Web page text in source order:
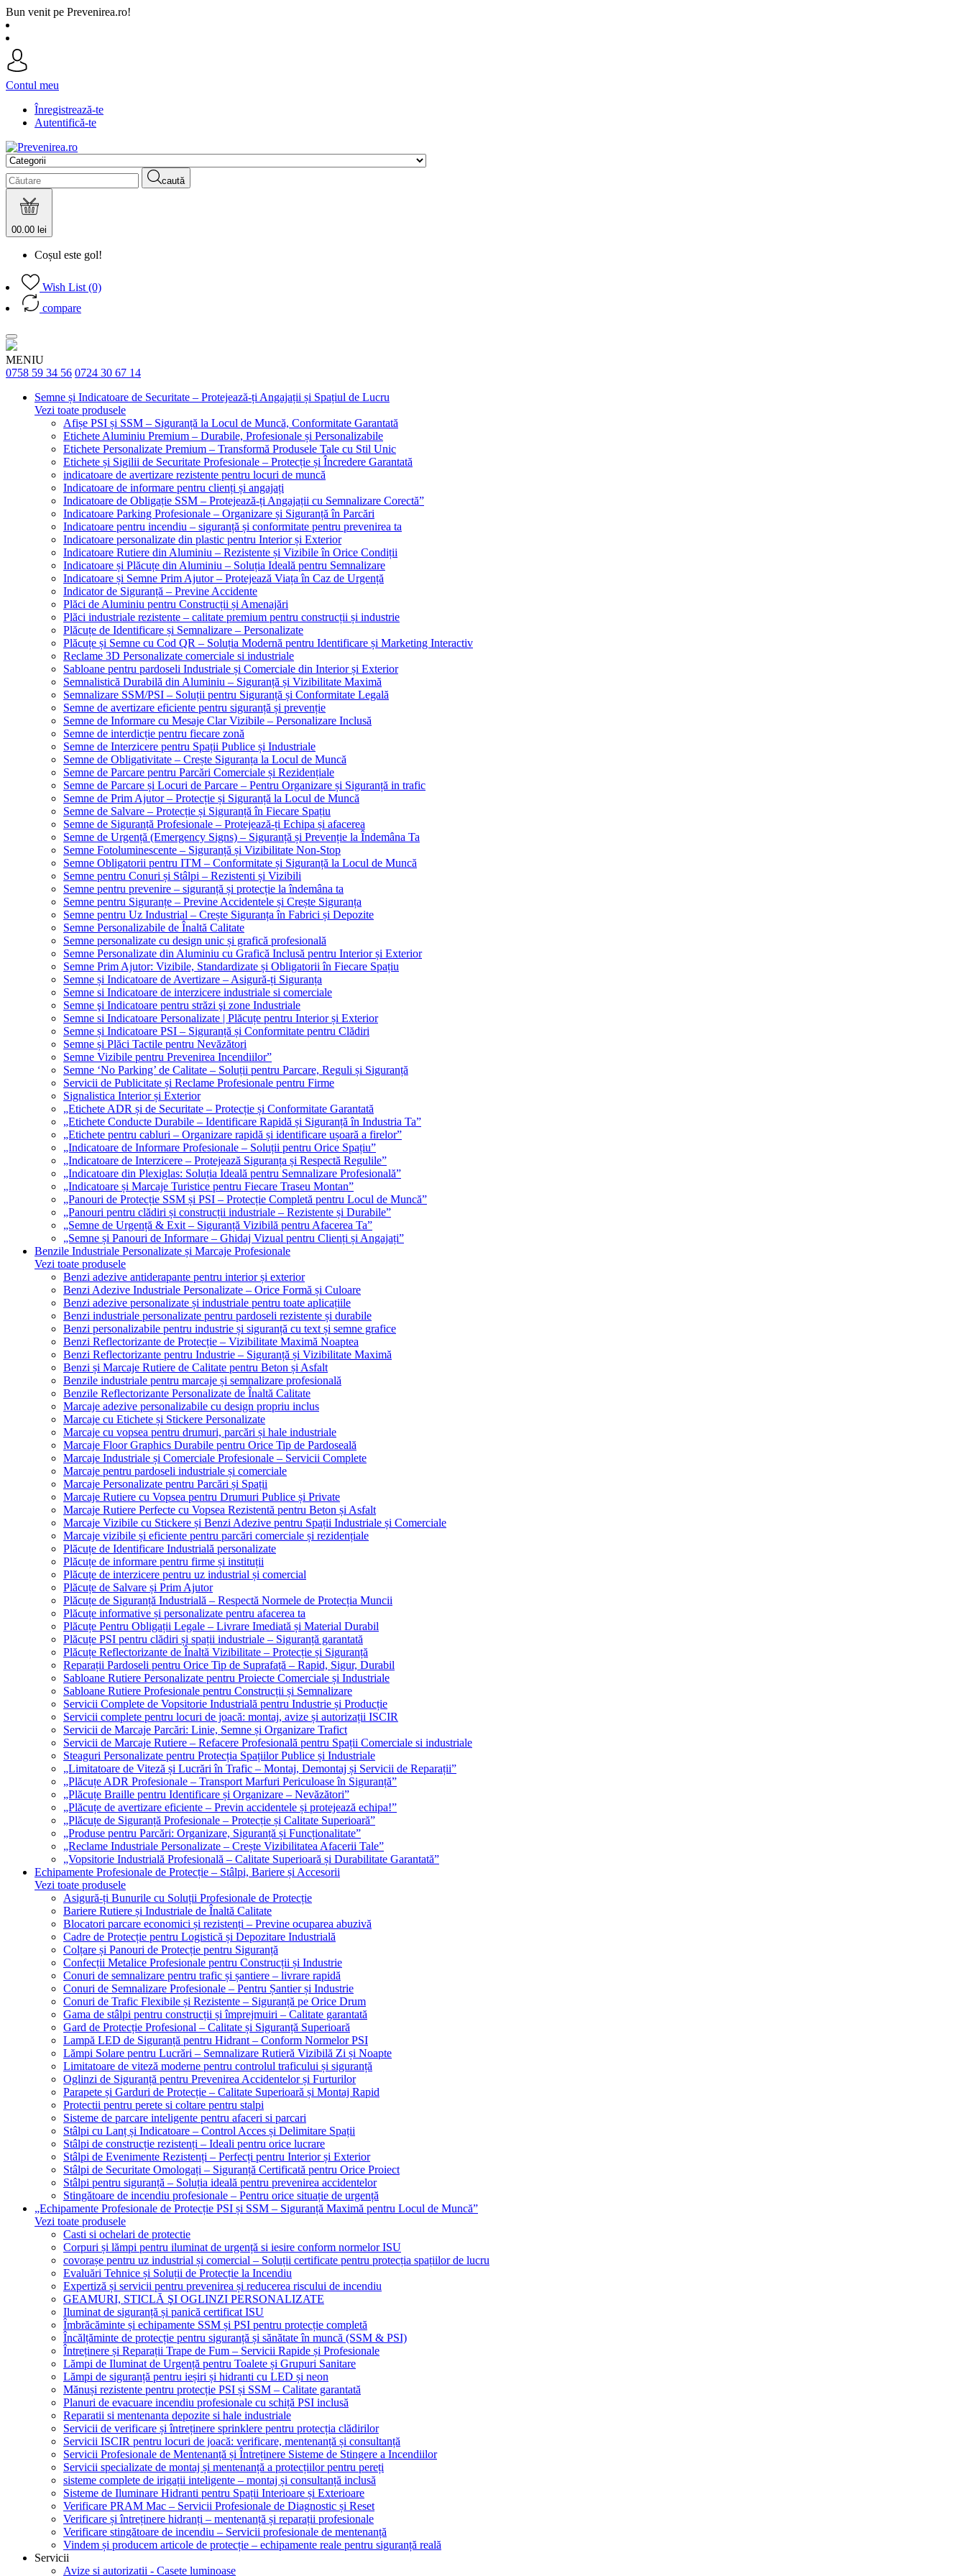
Bun venit pe Prevenirea.ro!
Contul meu
Înregistrează-te
Autentifică-te
caută
00.00 lei
Coșul este gol!
Wish List (0)
compare
MENIU
0758 59 34 56 0724 30 67 14
Semne și Indicatoare de Securitate – Protejează-ți Angajații și Spațiul de Lucru
Vezi toate produsele
Afișe PSI și SSM – Siguranță la Locul de Muncă, Conformitate Garantată
Etichete Aluminiu Premium – Durabile, Profesionale și Personalizabile
Etichete Personalizate Premium – Transformă Produsele Tale cu Stil Unic
Etichete și Sigilii de Securitate Profesionale – Protecție și Încredere Garantată
indicatoare de avertizare rezistente pentru locuri de muncă
Indicatoare de informare pentru clienți și angajați
Indicatoare de Obligație SSM – Protejează-ți Angajații cu Semnalizare Corectă”
Indicatoare Parking Profesionale – Organizare și Siguranță în Parcări
Indicatoare pentru incendiu – siguranță și conformitate pentru prevenirea ta
Indicatoare personalizate din plastic pentru Interior și Exterior
Indicatoare Rutiere din Aluminiu – Rezistente și Vizibile în Orice Condiții
Indicatoare și Plăcuțe din Aluminiu – Soluția Ideală pentru Semnalizare
Indicatoare și Semne Prim Ajutor – Protejează Viața în Caz de Urgență
Indicator de Siguranță – Previne Accidente
Plăci de Aluminiu pentru Construcții și Amenajări
Plăci industriale rezistente – calitate premium pentru construcții și industrie
Plăcuțe de Identificare și Semnalizare – Personalizate
Plăcuțe și Semne cu Cod QR – Soluția Modernă pentru Identificare și Marketing Interactiv
Reclame 3D Personalizate comerciale si industriale
Sabloane pentru pardoseli Industriale și Comerciale din Interior și Exterior
Semnalistică Durabilă din Aluminiu – Siguranță și Vizibilitate Maximă
Semnalizare SSM/PSI – Soluții pentru Siguranță și Conformitate Legală
Semne de avertizare eficiente pentru siguranță și prevenție
Semne de Informare cu Mesaje Clar Vizibile – Personalizare Inclusă
Semne de interdicție pentru fiecare zonă
Semne de Interzicere pentru Spații Publice și Industriale
Semne de Obligativitate – Crește Siguranța la Locul de Muncă
Semne de Parcare pentru Parcări Comerciale și Rezidențiale
Semne de Parcare și Locuri de Parcare – Pentru Organizare și Siguranță in trafic
Semne de Prim Ajutor – Protecție și Siguranță la Locul de Muncă
Semne de Salvare – Protecție și Siguranță în Fiecare Spațiu
Semne de Siguranță Profesionale – Protejează-ți Echipa și afacerea
Semne de Urgență (Emergency Signs) – Siguranță și Prevenție la Îndemâna Ta
Semne Fotoluminescente – Siguranță și Vizibilitate Non-Stop
Semne Obligatorii pentru ITM – Conformitate și Siguranță la Locul de Muncă
Semne pentru Conuri și Stâlpi – Rezistenti și Vizibili
Semne pentru prevenire – siguranță și protecție la îndemâna ta
Semne pentru Siguranțe – Previne Accidentele și Crește Siguranța
Semne pentru Uz Industrial – Crește Siguranța în Fabrici și Depozite
Semne Personalizabile de Înaltă Calitate
Semne personalizate cu design unic și grafică profesională
Semne Personalizate din Aluminiu cu Grafică Inclusă pentru Interior și Exterior
Semne Prim Ajutor: Vizibile, Standardizate și Obligatorii în Fiecare Spațiu
Semne și Indicatoare de Avertizare – Asigură-ți Siguranța
Semne si Indicatoare de interzicere industriale si comerciale
Semne şi Indicatoare pentru străzi şi zone Industriale
Semne si Indicatoare Personalizate | Plăcuțe pentru Interior și Exterior
Semne și Indicatoare PSI – Siguranță și Conformitate pentru Clădiri
Semne și Plăci Tactile pentru Nevăzători
Semne Vizibile pentru Prevenirea Incendiilor”
Semne ‘No Parking’ de Calitate – Soluții pentru Parcare, Reguli și Siguranță
Servicii de Publicitate și Reclame Profesionale pentru Firme
Signalistica Interior și Exterior
„Etichete ADR și de Securitate – Protecție și Conformitate Garantată
„Etichete Conducte Durabile – Identificare Rapidă și Siguranță în Industria Ta”
„Etichete pentru cabluri – Organizare rapidă și identificare ușoară a firelor”
„Indicatoare de Informare Profesionale – Soluții pentru Orice Spațiu”
„Indicatoare de Interzicere – Protejează Siguranța și Respectă Regulile”
„Indicatoare din Plexiglas: Soluția Ideală pentru Semnalizare Profesională”
„Indicatoare și Marcaje Turistice pentru Fiecare Traseu Montan”
„Panouri de Protecție SSM și PSI – Protecție Completă pentru Locul de Muncă”
„Panouri pentru clădiri și construcții industriale – Rezistente și Durabile”
„Semne de Urgență & Exit – Siguranță Vizibilă pentru Afacerea Ta”
„Semne și Panouri de Informare – Ghidaj Vizual pentru Clienți și Angajați”
Benzile Industriale Personalizate și Marcaje Profesionale
Vezi toate produsele
Benzi adezive antiderapante pentru interior și exterior
Benzi Adezive Industriale Personalizate – Orice Formă și Culoare
Benzi adezive personalizate și industriale pentru toate aplicațiile
Benzi industriale personalizate pentru pardoseli rezistente și durabile
Benzi personalizabile pentru industrie și siguranță cu text și semne grafice
Benzi Reflectorizante de Protecție – Vizibilitate Maximă Noaptea
Benzi Reflectorizante pentru Industrie – Siguranță și Vizibilitate Maximă
Benzi și Marcaje Rutiere de Calitate pentru Beton și Asfalt
Benzile industriale pentru marcaje și semnalizare profesională
Benzile Reflectorizante Personalizate de Înaltă Calitate
Marcaje adezive personalizabile cu design propriu inclus
Marcaje cu Etichete și Stickere Personalizate
Marcaje cu vopsea pentru drumuri, parcări și hale industriale
Marcaje Floor Graphics Durabile pentru Orice Tip de Pardoseală
Marcaje Industriale și Comerciale Profesionale – Servicii Complete
Marcaje pentru pardoseli industriale și comerciale
Marcaje Personalizate pentru Parcări și Spații
Marcaje Rutiere cu Vopsea pentru Drumuri Publice și Private
Marcaje Rutiere Perfecte cu Vopsea Rezistentă pentru Beton și Asfalt
Marcaje Vizibile cu Stickere și Benzi Adezive pentru Spații Industriale și Comerciale
Marcaje vizibile și eficiente pentru parcări comerciale și rezidențiale
Plăcuțe de Identificare Industrială personalizate
Plăcuțe de informare pentru firme și instituții
Plăcuțe de interzicere pentru uz industrial și comercial
Plăcuțe de Salvare și Prim Ajutor
Plăcuțe de Siguranță Industrială – Respectă Normele de Protecția Muncii
Plăcuțe informative și personalizate pentru afacerea ta
Plăcuțe Pentru Obligații Legale – Livrare Imediată și Material Durabil
Plăcuțe PSI pentru clădiri și spații industriale – Siguranță garantată
Plăcuțe Reflectorizante de Înaltă Vizibilitate – Protecție și Siguranță
Reparații Pardoseli pentru Orice Tip de Suprafață – Rapid, Sigur, Durabil
Sabloane Rutiere Personalizate pentru Proiecte Comerciale și Industriale
Sabloane Rutiere Profesionale pentru Construcții și Semnalizare
Servicii Complete de Vopsitorie Industrială pentru Industrie și Producție
Servicii complete pentru locuri de joacă: montaj, avize și autorizații ISCIR
Servicii de Marcaje Parcări: Linie, Semne și Organizare Trafict
Servicii de Marcaje Rutiere – Refacere Profesională pentru Spații Comerciale si industriale
Steaguri Personalizate pentru Protecția Spațiilor Publice și Industriale
„Limitatoare de Viteză și Lucrări în Trafic – Montaj, Demontaj și Servicii de Reparații”
„Plăcuțe ADR Profesionale – Transport Marfuri Periculoase în Siguranță”
„Plăcuțe Braille pentru Identificare și Organizare – Nevăzători”
„Plăcuțe de avertizare eficiente – Previn accidentele și protejează echipa!”
„Plăcuțe de Siguranță Profesionale – Protecție și Calitate Superioară”
„Produse pentru Parcări: Organizare, Siguranță și Funcționalitate”
„Reclame Industriale Personalizate – Crește Vizibilitatea Afacerii Tale”
„Vopsitorie Industrială Profesională – Calitate Superioară și Durabilitate Garantată”
Echipamente Profesionale de Protecție – Stâlpi, Bariere și Accesorii
Vezi toate produsele
Asigură-ți Bunurile cu Soluții Profesionale de Protecție
Bariere Rutiere și Industriale de Înaltă Calitate
Blocatori parcare economici și rezistenți – Previne ocuparea abuzivă
Cadre de Protecție pentru Logistică și Depozitare Industrială
Colțare și Panouri de Protecție pentru Siguranță
Confecții Metalice Profesionale pentru Construcții și Industrie
Conuri de semnalizare pentru trafic și șantiere – livrare rapidă
Conuri de Semnalizare Profesionale – Pentru Șantier și Industrie
Conuri de Trafic Flexibile și Rezistente – Siguranță pe Orice Drum
Gama de stâlpi pentru construcții și împrejmuiri – Calitate garantată
Gard de Protecție Profesional – Calitate și Siguranță Superioară
Lampă LED de Siguranță pentru Hidrant – Conform Normelor PSI
Lămpi Solare pentru Lucrări – Semnalizare Rutieră Vizibilă Zi și Noapte
Limitatoare de viteză moderne pentru controlul traficului și siguranță
Oglinzi de Siguranță pentru Prevenirea Accidentelor și Furturilor
Parapete și Garduri de Protecție – Calitate Superioară și Montaj Rapid
Protectii pentru perete si coltare pentru stalpi
Sisteme de parcare inteligente pentru afaceri si parcari
Stâlpi cu Lanț și Indicatoare – Control Acces și Delimitare Spații
Stâlpi de construcție rezistenți – Ideali pentru orice lucrare
Stâlpi de Evenimente Rezistenți – Perfecți pentru Interior și Exterior
Stâlpi de Securitate Omologați – Siguranță Certificată pentru Orice Proiect
Stâlpi pentru siguranță – Soluția ideală pentru prevenirea accidentelor
Stingătoare de incendiu profesionale – Pentru orice situație de urgență
„Echipamente Profesionale de Protecție PSI și SSM – Siguranță Maximă pentru Locul de Muncă”
Vezi toate produsele
Casti si ochelari de protectie
Corpuri și lămpi pentru iluminat de urgență si iesire conform normelor ISU
covorașe pentru uz industrial și comercial – Soluții certificate pentru protecția spațiilor de lucru
Evaluări Tehnice și Soluții de Protecție la Incendiu
Expertiză și servicii pentru prevenirea și reducerea riscului de incendiu
GEAMURI, STICLĂ ŞI OGLINZI PERSONALIZATE
Iluminat de siguranță și panică certificat ISU
Îmbrăcăminte și echipamente SSM și PSI pentru protecție completă
Încălțăminte de protecție pentru siguranță și sănătate în muncă (SSM & PSI)
Întreținere și Reparații Trape de Fum – Servicii Rapide și Profesionale
Lămpi de Iluminat de Urgență pentru Toalete și Grupuri Sanitare
Lămpi de siguranță pentru ieșiri și hidranti cu LED și neon
Mănuși rezistente pentru protecție PSI și SSM – Calitate garantată
Planuri de evacuare incendiu profesionale cu schiță PSI inclusă
Reparatii si mentenanta depozite si hale industriale
Servicii de verificare și întreținere sprinklere pentru protecția clădirilor
Servicii ISCIR pentru locuri de joacă: verificare, mentenanță și consultanță
Servicii Profesionale de Mentenanță și Întreținere Sisteme de Stingere a Incendiilor
Servicii specializate de montaj și mentenanță a protecțiilor pentru pereți
sisteme complete de irigații inteligente – montaj și consultanță inclusă
Sisteme de Iluminare Hidranti pentru Spații Interioare și Exterioare
Verificare PRAM Mac – Servicii Profesionale de Diagnostic și Reset
Verificare și întreținere hidranți – mentenanță și reparații profesionale
Verificare stingătoare de incendiu – Servicii profesionale de mentenanță
Vindem și producem articole de protecție – echipamente reale pentru siguranță reală
Servicii
Avize si autorizatii - Casete luminoase